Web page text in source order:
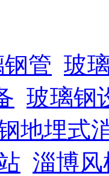
管 玻
玻璃钢
地埋式
淄博风